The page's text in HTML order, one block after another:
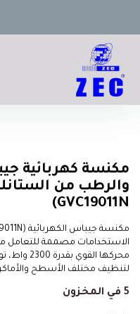
مكنسة كهربائية
والرطب من
GVC19011N)
الاستخدامات مصممة للتعامل
محركها
لتنظيف مختلف الأسطح
5 في المخزون